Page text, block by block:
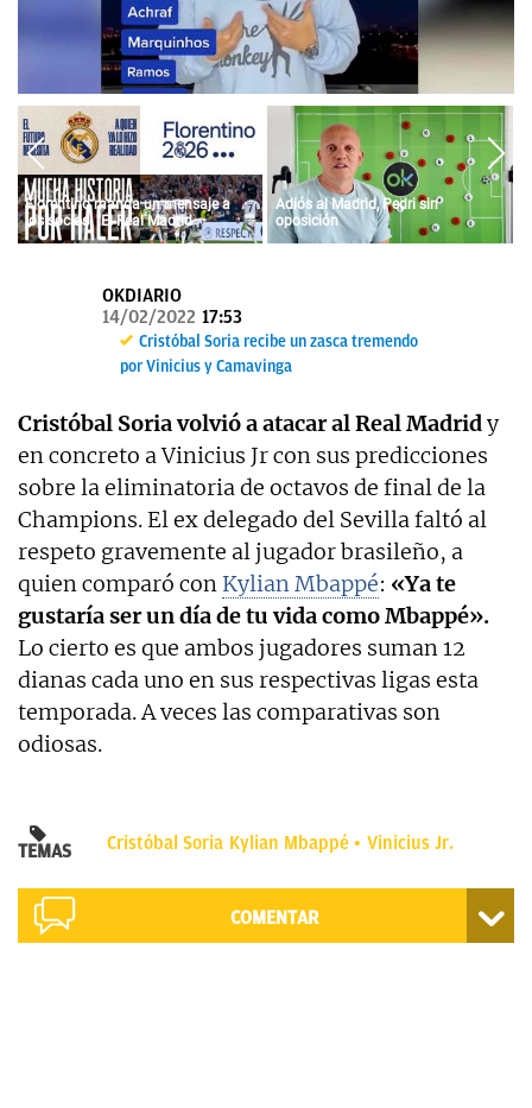
PAPARAZZI
Florentino manda un mensaje a
los socios: "El Real Madrid
siempre fue vuestro y siempre lo
Adiós al Madrid, Pedri sin
oposición
OKDIARIO
14/02/2022 17:53
Cristóbal Soria recibe un zasca tremendo
por Vinicius y Camavinga
Cristóbal Soria volvió a atacar al Real Madridy
en concreto a Vinicius Jr con sus predicciones
sobre la eliminatoria de octavos de final de la
Champions. El ex delegado del Sevilla faltó al
respeto gravemente al jugador brasileño, a
quien comparó con Kylian Mbappé: «Ya te
gustaría ser un día de tu vida como Mbappé».
Lo cierto es que ambos jugadores suman 12
dianas cada uno en sus respectivas ligas esta
temporada. A veces las comparativas son
odiosas.
TEMAS Cristóbal Soria Kylian Mbappé Vinicius Jr.
COMENTAR